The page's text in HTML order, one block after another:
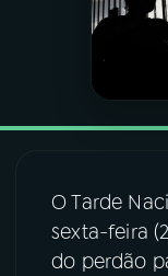
PODCASTS
07ÚLTIMAS
O Tarde
sexta-feira
do perdão